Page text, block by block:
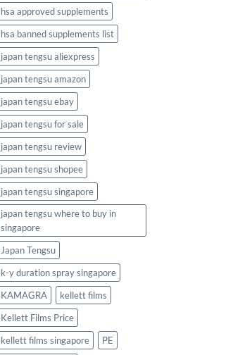
hsa approved supplements
hsa banned supplements list
japan tengsu aliexpress
japan tengsu amazon
japan tengsu ebay
japan tengsu for sale
japan tengsu review
japan tengsu shopee
japan tengsu singapore
japan tengsu where to buy in
singapore
Japan Tengsu
k-y duration spray singapore
KAMAGRA
kellett films
Kellett Films Price
kellett films singapore
PE